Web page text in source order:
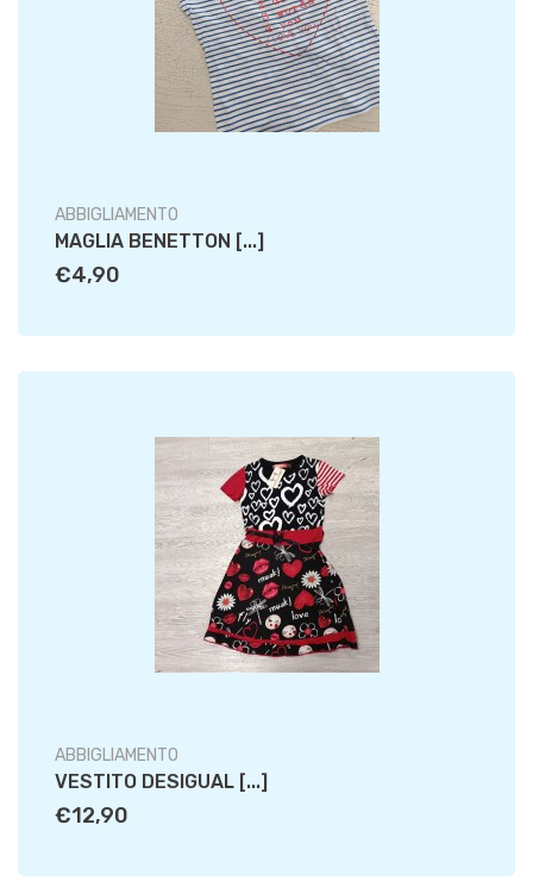
ABBIGLIAMENTO
MAGLIA BENETTON [...]
€4,90
ABBIGLIAMENTO
VESTITO DESIGUAL [...]
€12,90